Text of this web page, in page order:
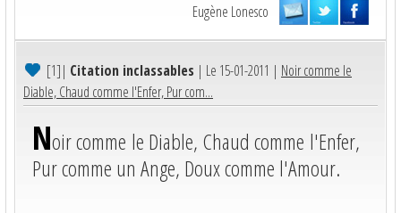
Eugène Lonesco
[1]| Citation inclassables | Le 15-01-2011 | Noir comme le
Diable, Chaud comme l'Enfer, Pur com...
Noir comme le Diable, Chaud comme l'Enfer,
Pur comme un Ange, Doux comme l'Amour.